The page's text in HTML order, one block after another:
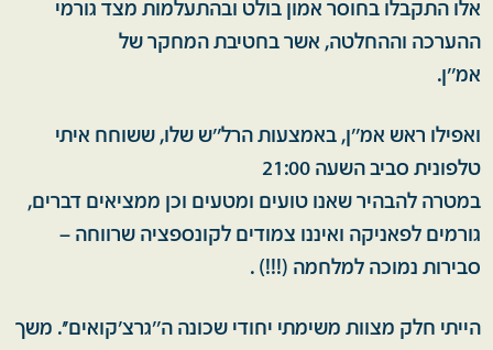
אלו התקבלו בחוסר אמון בולט ובהתעלמות מצד גורמי
ההערכה וההחלטה, אשר בחטיבת המחקר של
אמ''ן.
ואפילו ראש אמ''ן, באמצעות הרל''ש שלו, ששוחח איתי
טלפונית סביב השעה 21:00
במטרה להבהיר שאנו טועים ומטעים וכן ממציאים דברים,
גורמים לפאניקה ואיננו צמודים לקונספציה שרווחה –
סבירות נמוכה למלחמה (!!!) .
הייתי חלק מצוות משימתי יחודי שכונה ה''גרצ'קואים''. משך